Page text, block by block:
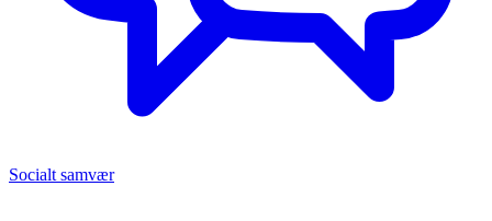
Socialt samvær